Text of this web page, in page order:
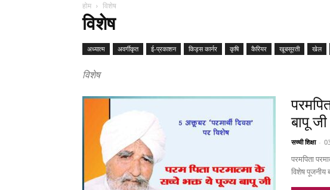
होम विशेष
विशेष
अध्यात्म अवर्गीकृत ई-प्रकाशन किड्स कार्नर कृषि कैरियर खूबसूरती खेल
विशेष
बापू जी
सच्ची शिक्षा -
परमपिता
विशेष पूजनीय